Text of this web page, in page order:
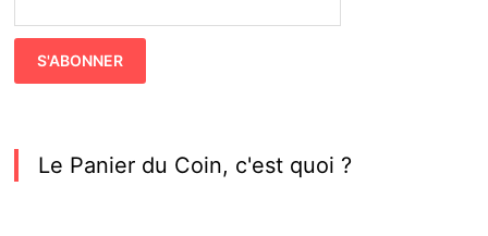
Le Panier du Coin, c'est quoi ?